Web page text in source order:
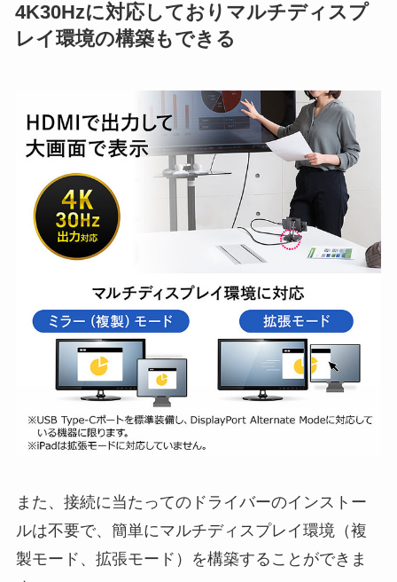
4K30Hzに対応しておりマルチディスプ
レイ環境の構築もできる
また、接続に当たってのドライバーのインストー
ルは不要で、簡単にマルチディスプレイ環境（複
製モード、拡張モード）を構築することができま